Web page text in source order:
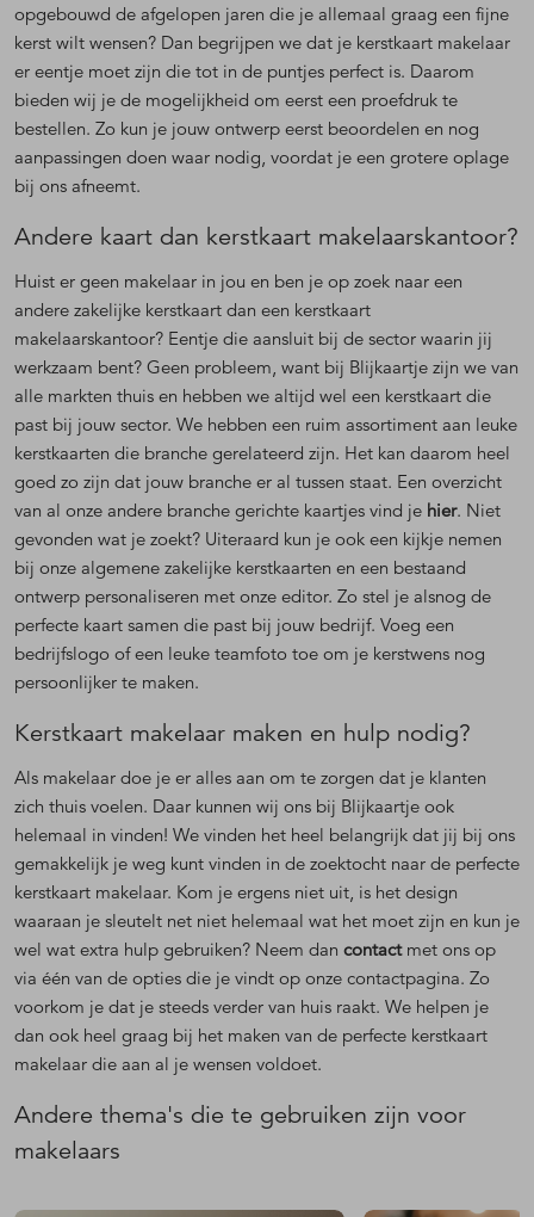
opgebouwd de afgelopen jaren die je allemaal graag een fijne
kerst wilt wensen? Dan begrijpen we dat je kerstkaart makelaar
er eentje moet zijn die tot in de puntjes perfect is. Daarom
bieden wij je de mogelijkheid om eerst een proefdruk te
bestellen. Zo kun je jouw ontwerp eerst beoordelen en nog
aanpassingen doen waar nodig, voordat je een grotere oplage
bij ons afneemt.
Andere kaart dan kerstkaart makelaarskantoor?
Huist er geen makelaar in jou en ben je op zoek naar een
andere zakelijke kerstkaart dan een kerstkaart
makelaarskantoor? Eentje die aansluit bij de sector waarin jij
werkzaam bent? Geen probleem, want bij Blijkaartje zijn we van
alle markten thuis en hebben we altijd wel een kerstkaart die
past bij jouw sector. We hebben een ruim assortiment aan leuke
kerstkaarten die branche gerelateerd zijn. Het kan daarom heel
goed zo zijn dat jouw branche er al tussen staat. Een overzicht
van al onze andere branche gerichte kaartjes vind je hier. Niet
gevonden wat je zoekt? Uiteraard kun je ook een kijkje nemen
bij onze algemene zakelijke kerstkaarten en een bestaand
ontwerp personaliseren met onze editor. Zo stel je alsnog de
perfecte kaart samen die past bij jouw bedrijf. Voeg een
bedrijfslogo of een leuke teamfoto toe om je kerstwens nog
persoonlijker te maken.
Kerstkaart makelaar maken en hulp nodig?
Als makelaar doe je er alles aan om te zorgen dat je klanten
zich thuis voelen. Daar kunnen wij ons bij Blijkaartje ook
helemaal in vinden! We vinden het heel belangrijk dat jij bij ons
gemakkelijk je weg kunt vinden in de zoektocht naar de perfecte
kerstkaart makelaar. Kom je ergens niet uit, is het design
waaraan je sleutelt net niet helemaal wat het moet zijn en kun je
wel wat extra hulp gebruiken? Neem dan contactmet ons op
via één van de opties die je vindt op onze contactpagina. Zo
voorkom je dat je steeds verder van huis raakt. We helpen je
dan ook heel graag bij het maken van de perfecte kerstkaart
makelaar die aan al je wensen voldoet.
Andere thema's die te gebruiken zijn voor
makelaars